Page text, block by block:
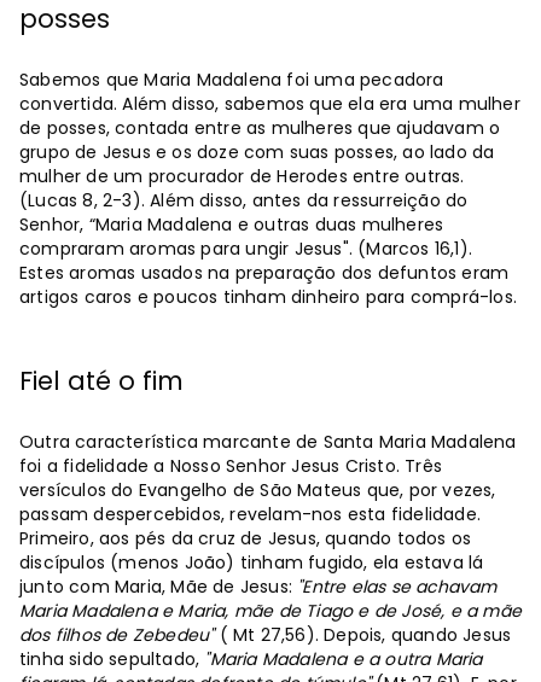
posses
Sabemos que Maria Madalena foi uma pecadora
convertida. Além disso, sabemos que ela era uma mulher
de posses, contada entre as mulheres que ajudavam o
grupo de Jesus e os doze com suas posses, ao lado da
mulher de um procurador de Herodes entre outras.
(Lucas 8, 2-3). Além disso, antes da ressurreição do
Senhor, “Maria Madalena e outras duas mulheres
compraram aromas para ungir Jesus". (Marcos 16,1).
Estes aromas usados na preparação dos defuntos eram
artigos caros e poucos tinham dinheiro para comprá-los.
Fiel até o fim
Outra característica marcante de Santa Maria Madalena
foi a fidelidade a Nosso Senhor Jesus Cristo. Três
versículos do Evangelho de São Mateus que, por vezes,
passam despercebidos, revelam-nos esta fidelidade.
Primeiro, aos pés da cruz de Jesus, quando todos os
discípulos (menos João) tinham fugido, ela estava lá
junto com Maria, Mãe de Jesus: "Entre elas se achavam
Maria Madalena e Maria, mãe de Tiago e de José, e a mãe
dos filhos de Zebedeu"( Mt 27,56). Depois, quando Jesus
tinha sido sepultado, "Maria Madalena e a outra Maria